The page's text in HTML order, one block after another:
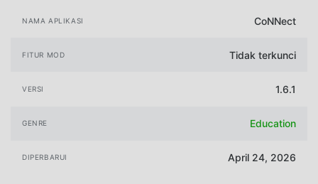
NAMA APLIKASI CoNNect
FITUR MOD Tidak terkunci
VERSI 1.6.1
GENRE Education
DIPERBARUI April 24, 2026